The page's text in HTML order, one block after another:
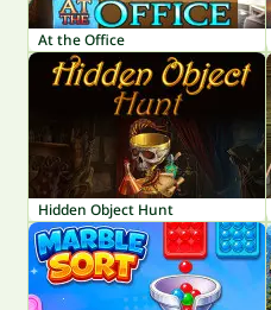
At the Office
Hidden Object Hunt